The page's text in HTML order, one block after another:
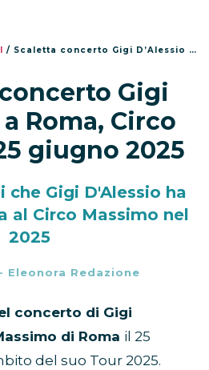
/ Scaletta concerto Gigi D’Alessio a Roma, Circo Massimo 25 giugno 2025
Gigi
a Roma, Circo
giugno 2025
che Gigi D'Alessio ha
al Circo Massimo nel
2025
- Eleonora Redazione
concerto di Gigi
di Roma il 25
del suo Tour 2025.